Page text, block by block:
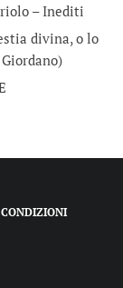
– Inediti
divina, o lo